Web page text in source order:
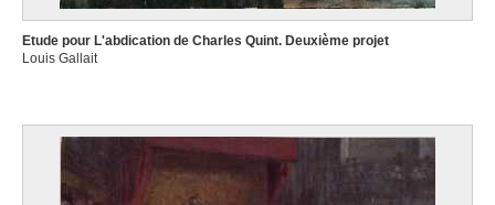
Etude pour L'abdication de Charles Quint. Deuxième projet
Louis Gallait